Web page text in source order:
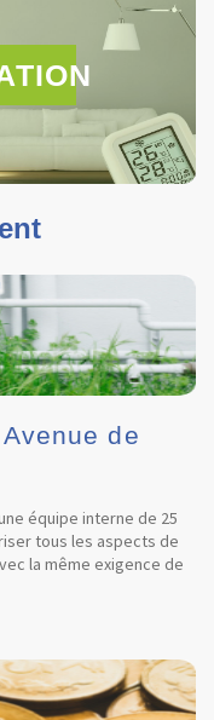
de
équipe interne de 25
tous les aspects de
la même exigence de